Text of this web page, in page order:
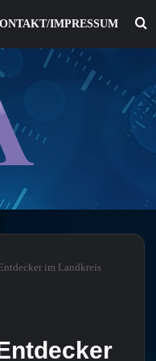
IMPRESSUM
im Landkreis